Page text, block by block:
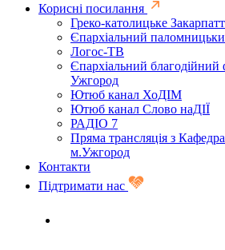
Корисні посилання
Греко-католицьке
Єпархіальний
Логос-ТВ
Єпархіальний
Ужгород
Ютюб канал ХоДІМ
Ютюб канал Слово наДІЇ
РАДІО 7
Пряма трансляція з
м.Ужгород
Контакти
Підтримати нас